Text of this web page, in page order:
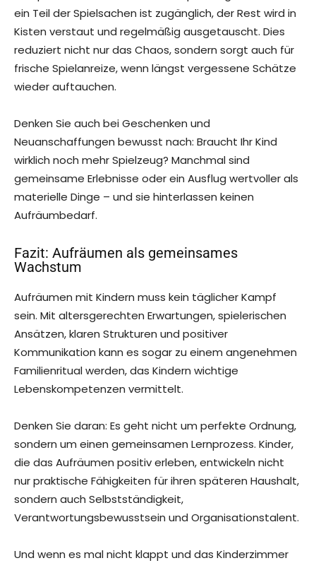
ein Teil der Spielsachen ist zugänglich, der Rest wird in
Kisten verstaut und regelmäßig ausgetauscht. Dies
reduziert nicht nur das Chaos, sondern sorgt auch für
frische Spielanreize, wenn längst vergessene Schätze
wieder auftauchen.
Denken Sie auch bei Geschenken und
Neuanschaffungen bewusst nach: Braucht Ihr Kind
wirklich noch mehr Spielzeug? Manchmal sind
gemeinsame Erlebnisse oder ein Ausflug wertvoller als
materielle Dinge – und sie hinterlassen keinen
Aufräumbedarf.
Fazit: Aufräumen als gemeinsames
Wachstum
Aufräumen mit Kindern muss kein täglicher Kampf
sein. Mit altersgerechten Erwartungen, spielerischen
Ansätzen, klaren Strukturen und positiver
Kommunikation kann es sogar zu einem angenehmen
Familienritual werden, das Kindern wichtige
Lebenskompetenzen vermittelt.
Denken Sie daran: Es geht nicht um perfekte Ordnung,
sondern um einen gemeinsamen Lernprozess. Kinder,
die das Aufräumen positiv erleben, entwickeln nicht
nur praktische Fähigkeiten für ihren späteren Haushalt,
sondern auch Selbstständigkeit,
Verantwortungsbewusstsein und Organisationstalent.
Und wenn es mal nicht klappt und das Kinderzimmer